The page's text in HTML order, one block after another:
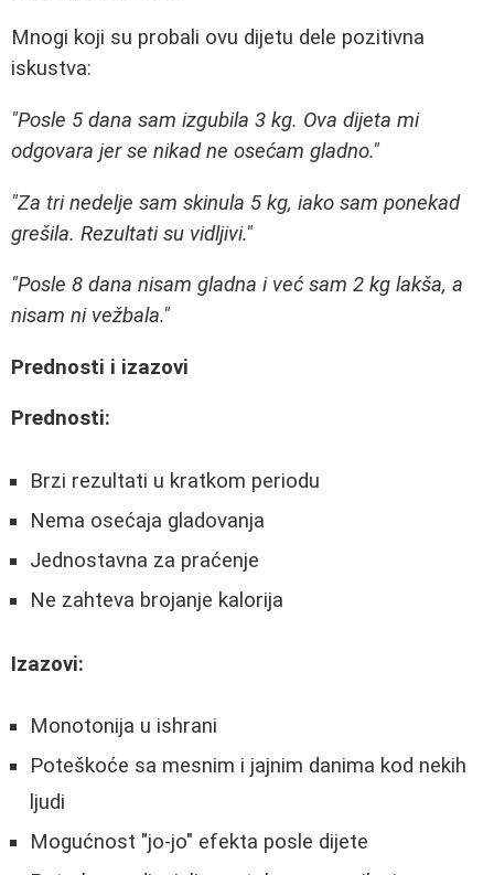
Mnogi koji su probali ovu dijetu dele pozitivna
iskustva:
"Posle 5 dana sam izgubila 3 kg. Ova dijeta mi
odgovara jer se nikad ne osećam gladno."
"Za tri nedelje sam skinula 5 kg, iako sam ponekad
grešila. Rezultati su vidljivi."
"Posle 8 dana nisam gladna i već sam 2 kg lakša, a
nisam ni vežbala."
Prednosti i izazovi
Prednosti:
Brzi rezultati u kratkom periodu
Nema osećaja gladovanja
Jednostavna za praćenje
Ne zahteva brojanje kalorija
Izazovi:
Monotonija u ishrani
Poteškoće sa mesnim i jajnim danima kod nekih
ljudi
Mogućnost "jo-jo" efekta posle dijete